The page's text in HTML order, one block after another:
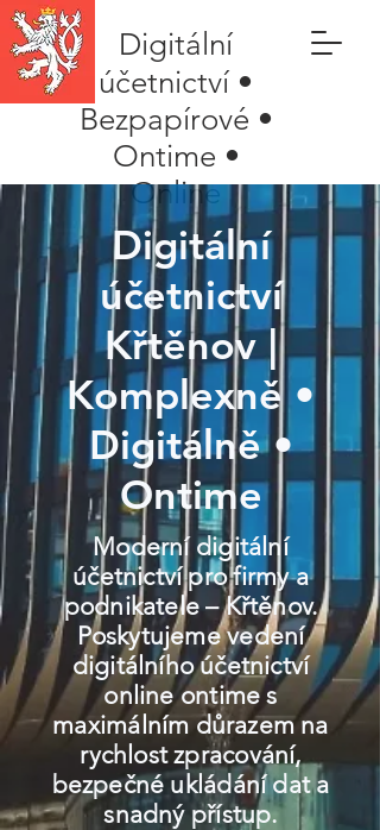
Digitální
účetnictví •
Bezpapírové •
Ontime •
Online
Digitální
účetnictví
Křtěnov |
Komplexně •
Digitálně •
Ontime
Moderní digitální
účetnictví pro firmy a
podnikatele – Křtěnov.
Poskytujeme vedení
digitálního účetnictví
online ontime s
maximálním důrazem na
rychlost zpracování,
bezpečné ukládání dat a
snadný přístup.